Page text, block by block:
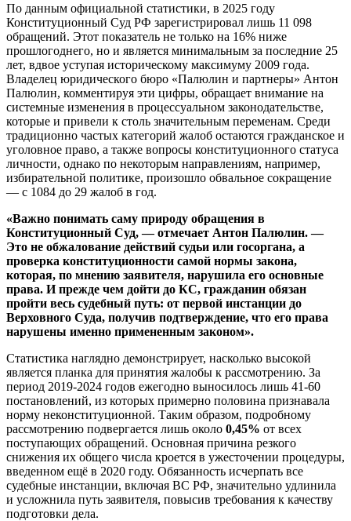
По данным официальной статистики, в 2025 году
Конституционный Суд РФ зарегистрировал лишь 11 098
обращений. Этот показатель не только на 16% ниже
прошлогоднего, но и является минимальным за последние 25
лет, вдвое уступая историческому максимуму 2009 года.
Владелец юридического бюро «Палюлин и партнеры» Антон
Палюлин, комментируя эти цифры, обращает внимание на
системные изменения в процессуальном законодательстве,
которые и привели к столь значительным переменам. Среди
традиционно частых категорий жалоб остаются гражданское и
уголовное право, а также вопросы конституционного статуса
личности, однако по некоторым направлениям, например,
избирательной политике, произошло обвальное сокращение
— с 1084 до 29 жалоб в год.
«Важно понимать саму природу обращения в
Конституционный Суд, — отмечает Антон Палюлин. —
Это не обжалование действий судьи или госоргана, а
проверка конституционности самой нормы закона,
которая, по мнению заявителя, нарушила его основные
права. И прежде чем дойти до КС, гражданин обязан
пройти весь судебный путь: от первой инстанции до
Верховного Суда, получив подтверждение, что его права
нарушены именно примененным законом».
Статистика наглядно демонстрирует, насколько высокой
является планка для принятия жалобы к рассмотрению. За
период 2019-2024 годов ежегодно выносилось лишь 41-60
постановлений, из которых примерно половина признавала
норму неконституционной. Таким образом, подробному
рассмотрению подвергается лишь около 0,45% от всех
поступающих обращений. Основная причина резкого
снижения их общего числа кроется в ужесточении процедуры,
введенном ещё в 2020 году. Обязанность исчерпать все
судебные инстанции, включая ВС РФ, значительно удлинила
и усложнила путь заявителя, повысив требования к качеству
подготовки дела.